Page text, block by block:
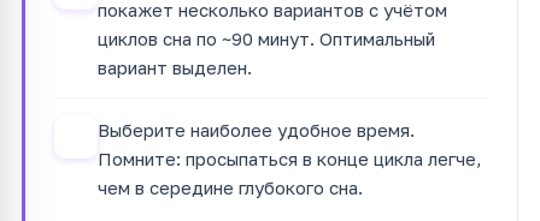
покажет несколько вариантов с учётом
циклов сна по ~90 минут. Оптимальный
вариант выделен.
Выберите наиболее удобное время.
Помните: просыпаться в конце цикла легче,
чем в середине глубокого сна.